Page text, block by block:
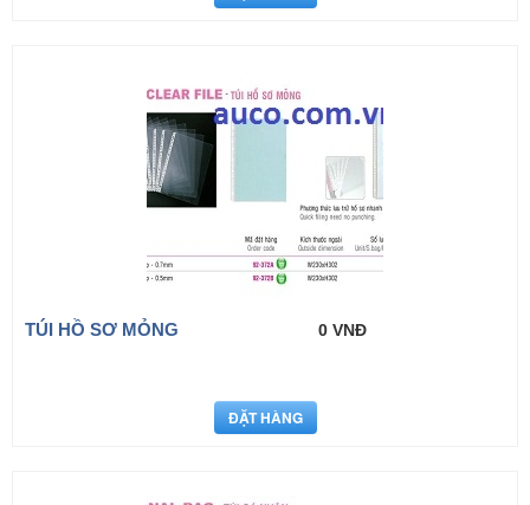
TÚI HỒ SƠ MỎNG 0 VNĐ